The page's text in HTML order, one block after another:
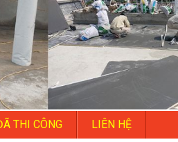
THI CÔNG LIÊN HỆ